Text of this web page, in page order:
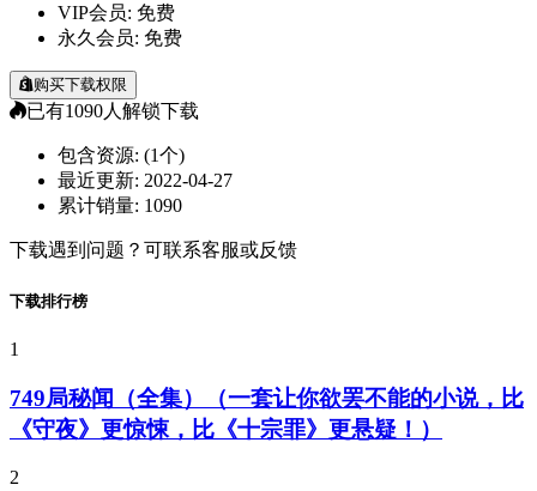
VIP会员: 免费
永久会员: 免费
购买下载权限
已有1090人解锁下载
包含资源: (1个)
最近更新: 2022-04-27
累计销量: 1090
下载遇到问题？可联系客服或反馈
下载排行榜
1
749局秘闻（全集）（一套让你欲罢不能的小说，比
《守夜》更惊悚，比《十宗罪》更悬疑！）
2